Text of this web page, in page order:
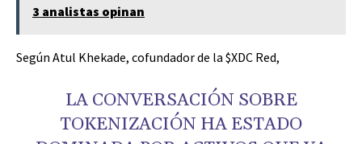
3 analistas opinan
Según Atul Khekade, cofundador de la $XDC Red,
LA CONVERSACIÓN SOBRE
TOKENIZACIÓN HA ESTADO